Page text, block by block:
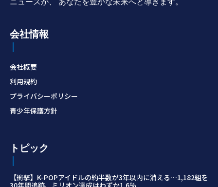
会社情報
会社概要
利用規約
プライバシーポリシー
青少年保護方針
トピック
【衝撃】K-POPアイドルの約半数が3年以内に消える…1,182組を
30年間追跡、ミリオン達成はわずか1.6％